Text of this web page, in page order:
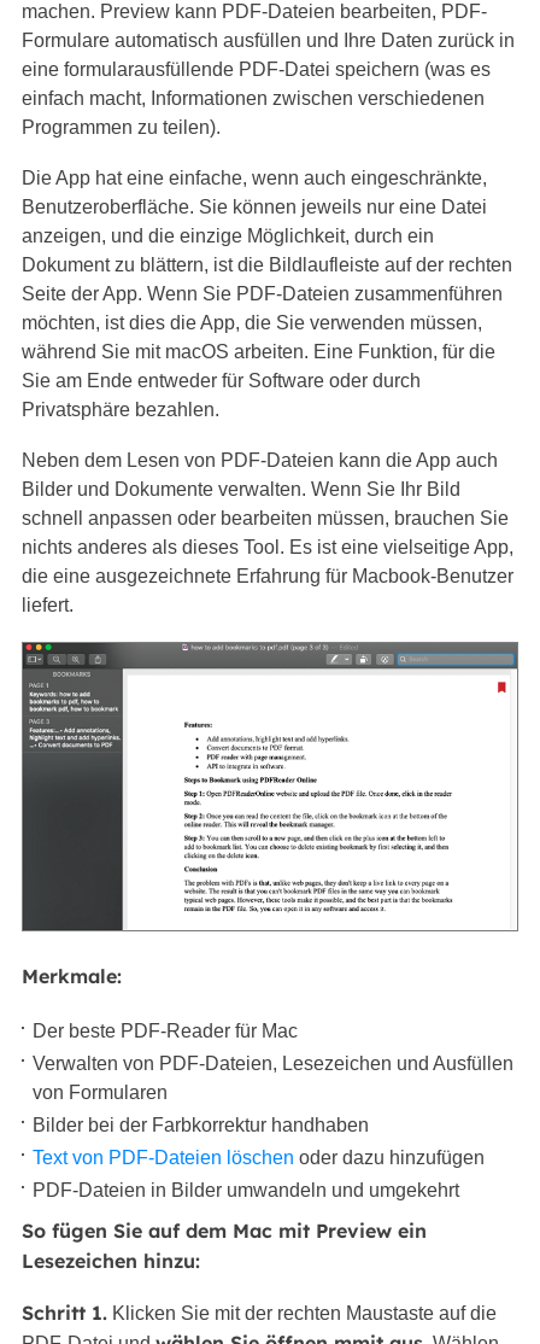
machen. Preview kann PDF-Dateien bearbeiten, PDF-
Formulare automatisch ausfüllen und Ihre Daten zurück in
eine formularausfüllende PDF-Datei speichern (was es
einfach macht, Informationen zwischen verschiedenen
Programmen zu teilen).
Die App hat eine einfache, wenn auch eingeschränkte,
Benutzeroberfläche. Sie können jeweils nur eine Datei
anzeigen, und die einzige Möglichkeit, durch ein
Dokument zu blättern, ist die Bildlaufleiste auf der rechten
Seite der App. Wenn Sie PDF-Dateien zusammenführen
möchten, ist dies die App, die Sie verwenden müssen,
während Sie mit macOS arbeiten. Eine Funktion, für die
Sie am Ende entweder für Software oder durch
Privatsphäre bezahlen.
Neben dem Lesen von PDF-Dateien kann die App auch
Bilder und Dokumente verwalten. Wenn Sie Ihr Bild
schnell anpassen oder bearbeiten müssen, brauchen Sie
nichts anderes als dieses Tool. Es ist eine vielseitige App,
die eine ausgezeichnete Erfahrung für Macbook-Benutzer
liefert.
Merkmale:
Der beste PDF-Reader für Mac
Verwalten von PDF-Dateien, Lesezeichen und Ausfüllen
von Formularen
Bilder bei der Farbkorrektur handhaben
Text von PDF-Dateien löschen oder dazu hinzufügen
PDF-Dateien in Bilder umwandeln und umgekehrt
So fügen Sie auf dem Mac mit Preview ein
Lesezeichen hinzu:
Schritt 1.Klicken Sie mit der rechten Maustaste auf die